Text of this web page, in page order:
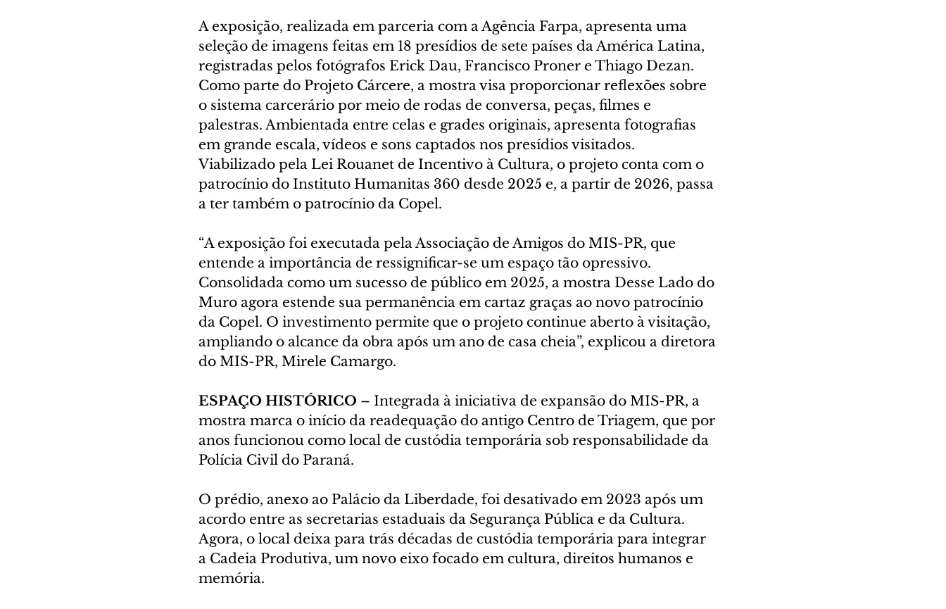
A exposição, realizada em parceria com a Agência Farpa, apresenta uma
seleção de imagens feitas em 18 presídios de sete países da América Latina,
registradas pelos fotógrafos Erick Dau, Francisco Proner e Thiago Dezan.
Como parte do Projeto Cárcere, a mostra visa proporcionar reflexões sobre
o sistema carcerário por meio de rodas de conversa, peças, filmes e
palestras. Ambientada entre celas e grades originais, apresenta fotografias
em grande escala, vídeos e sons captados nos presídios visitados.
Viabilizado pela Lei Rouanet de Incentivo à Cultura, o projeto conta com o
patrocínio do Instituto Humanitas 360 desde 2025 e, a partir de 2026, passa
a ter também o patrocínio da Copel.
“A exposição foi executada pela Associação de Amigos do MIS-PR, que
entende a importância de ressignificar-se um espaço tão opressivo.
Consolidada como um sucesso de público em 2025, a mostra Desse Lado do
Muro agora estende sua permanência em cartaz graças ao novo patrocínio
da Copel. O investimento permite que o projeto continue aberto à visitação,
ampliando o alcance da obra após um ano de casa cheia”, explicou a diretora
do MIS-PR, Mirele Camargo.
ESPAÇO HISTÓRICO – Integrada à iniciativa de expansão do MIS-PR, a
mostra marca o início da readequação do antigo Centro de Triagem, que por
anos funcionou como local de custódia temporária sob responsabilidade da
Polícia Civil do Paraná.
O prédio, anexo ao Palácio da Liberdade, foi desativado em 2023 após um
acordo entre as secretarias estaduais da Segurança Pública e da Cultura.
Agora, o local deixa para trás décadas de custódia temporária para integrar
a Cadeia Produtiva, um novo eixo focado em cultura, direitos humanos e
memória.